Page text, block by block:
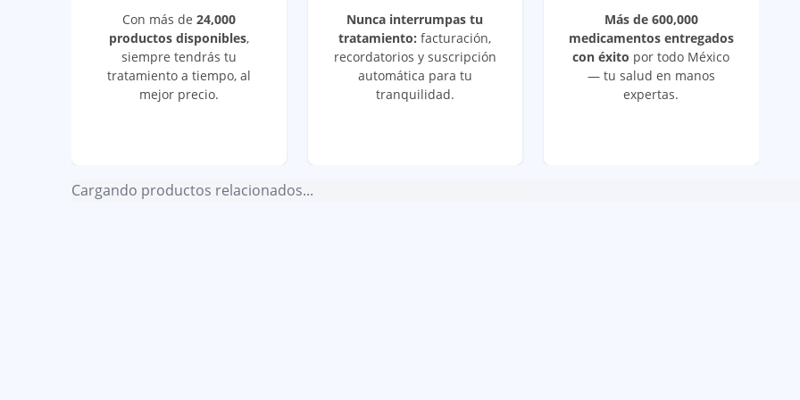
Con más de 24,000
productos disponibles,
siempre tendrás tu
tratamiento a tiempo, al
mejor precio.
Nunca interrumpas tu
tratamiento: facturación,
recordatorios y suscripción
automática para tu
tranquilidad.
Más de 600,000
medicamentos entregados
con éxito por todo México
— tu salud en manos
expertas.
Cargando productos relacionados...